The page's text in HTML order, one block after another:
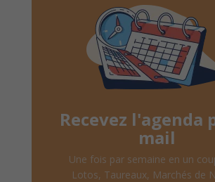
Recevez l'agenda
mail
Une fois par semaine en un
Lotos, Taureaux, Marchés de